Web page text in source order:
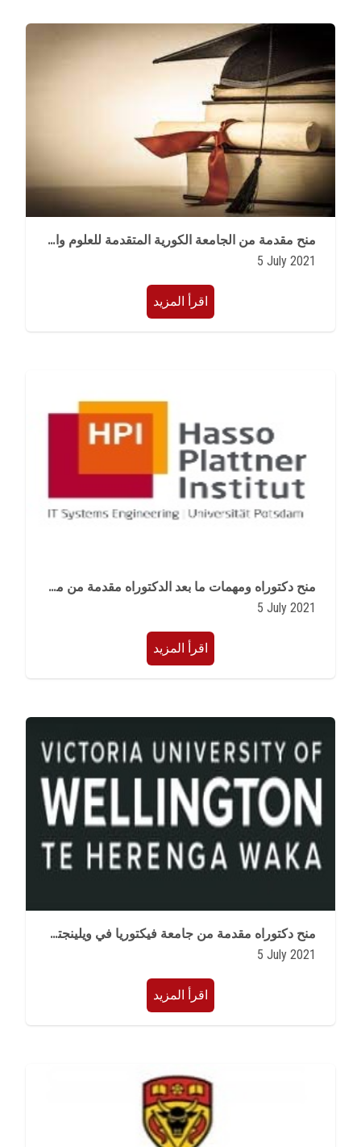
المراكز والوحدات
تواصل معنا
الطلاب
سجل الان
منح مقدمة من الجامعة الكورية المتقدمة للعلوم والتكنولوجيا للعام الدراسى2021/2022
5 July 2021
اقرأ المزيد
منح دكتوراه ومهمات ما بعد الدكتوراه مقدمة من معهد هاسو بلاتنر بالمانيا للعام الدراسى 2021/2022
5 July 2021
اقرأ المزيد
منح دكتوراه مقدمة من جامعة فيكتوريا في ويلينجتون بنيوزيلندا للعام الدراسى 2021/2022
5 July 2021
اقرأ المزيد